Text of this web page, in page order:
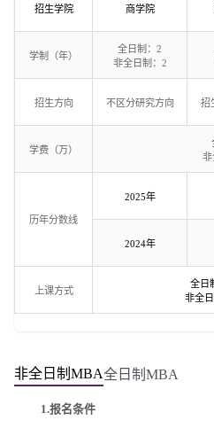
招生学院 商学院
学制（年）
全日制：2
非全日制：2
招生方向 不区分研究方向 招
学费（万）
非
历年分数线
2025年
2024年
上课方式
全日
非全
非全日制MBA全日制MBA
1.报名条件